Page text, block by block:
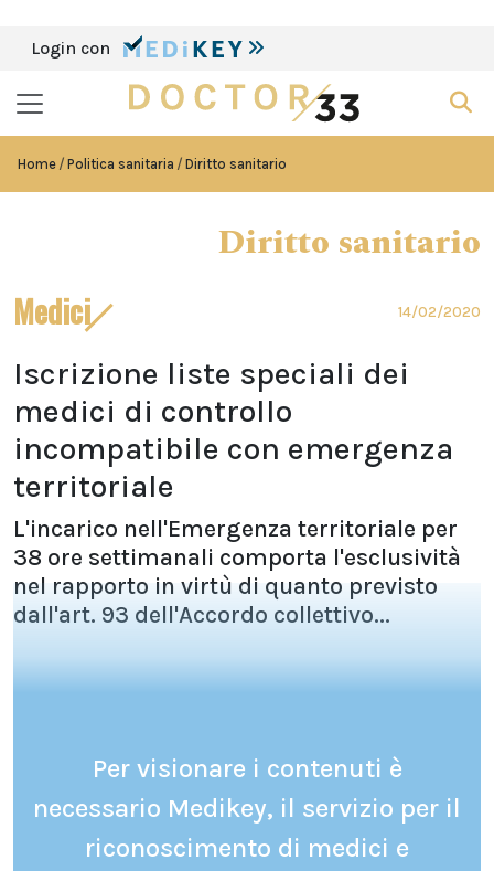
Login con
Home Politica sanitaria Diritto sanitario
Diritto sanitario
Medici 14/02/2020
Iscrizione liste speciali dei
medici di controllo
incompatibile con emergenza
territoriale
L'incarico nell'Emergenza territoriale per
38 ore settimanali comporta l'esclusività
nel rapporto in virtù di quanto previsto
dall'art. 93 dell'Accordo collettivo...
Per visionare i contenuti è
necessario Medikey, il servizio per il
riconoscimento di medici e